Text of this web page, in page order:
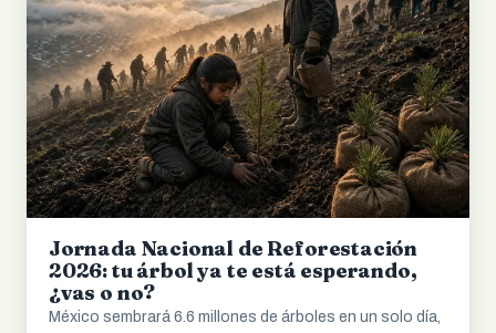
Jornada Nacional de Reforestación
2026: tu árbol ya te está esperando,
¿vas o no?
México sembrará 6.6 millones de árboles en un solo día,